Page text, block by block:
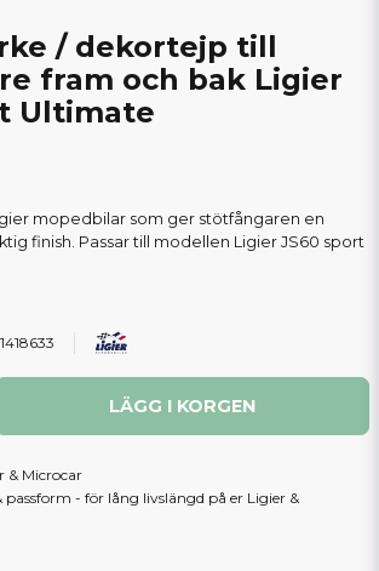
/ dekortejp till
fram och bak Ligier
Ultimate
mopedbilar som ger stötfångaren en
finish. Passar till modellen Ligier JS60 sport
LÄGG I KORGEN
& Microcar
- för lång livslängd på er Ligier &